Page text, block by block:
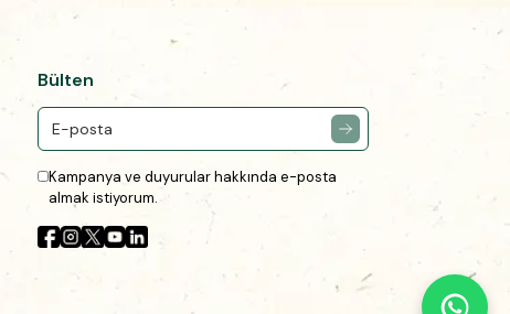
Bülten
Kampanya ve duyurular hakkında e-posta
almak istiyorum.